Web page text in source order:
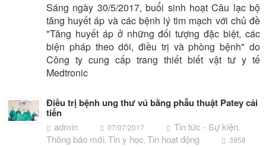
Sáng ngày 30/5/2017, buổi sinh hoạt Câu lạc bộ
tăng huyết áp và các bệnh lý tim mạch với chủ đề
"Tăng huyết áp ở những đối tượng đặc biệt, các
biện pháp theo dõi, điều trị và phòng bệnh" do
Công ty cung cấp trang thiết biết vật tư y tế
Medtronic
Điều trị bệnh ung thư vú bằng phẫu thuật Patey cải
tiến
admin 07/07/2017 Tin tức - Sự kiện
Thông báo mới Tin y học Tin hoạt động 3958